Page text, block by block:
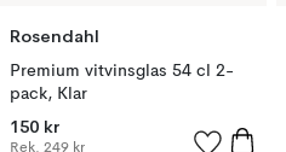
Rosendahl
Premium vitvinsglas 54 cl 2-
pack, Klar
150 kr
Rek. 249 kr